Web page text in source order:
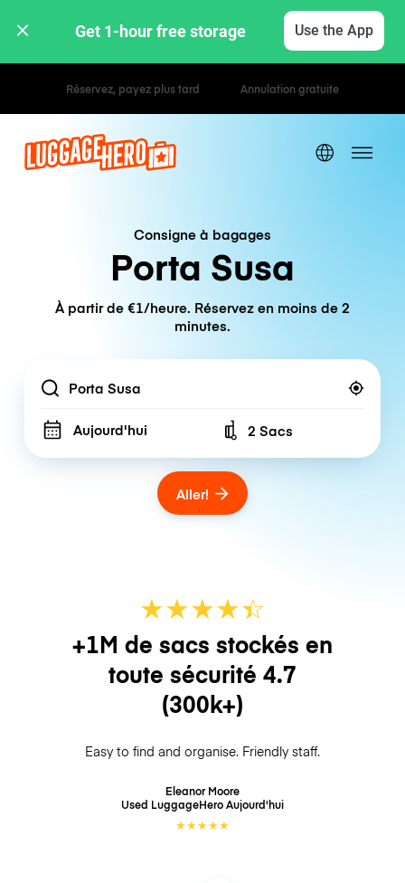
Get 1-hour free storage Use the App
Tarifs horaires / journaliers
Consigne à bagages
Porta Susa
À partir de €1/heure. Réservez en moins de 2
minutes.
Location
Aujourd'hui Number of bags
2 Sacs
Aller!
★★★★☆
★
+1M de sacs stockés en
toute sécurité 4.7
(300k+)
Easy to find and organise. Friendly staff.
Eleanor Moore
Used LuggageHeroAujourd'hui
★★★★★